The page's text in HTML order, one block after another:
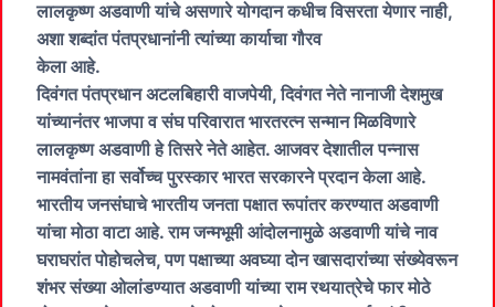
लालकृष्ण अडवाणी यांचे असणारे योगदान कधीच विसरता येणार नाही,
अशा शब्दांत पंतप्रधानांनी त्यांच्या कार्याचा गौरव
केला आहे.
दिवंगत पंतप्रधान अटलबिहारी वाजपेयी, दिवंगत नेते नानाजी देशमुख
यांच्यानंतर भाजपा व संघ परिवारात भारतरत्न सन्मान मिळविणारे
लालकृष्ण अडवाणी हे तिसरे नेते आहेत. आजवर देशातील पन्नास
नामवंतांना हा सर्वोच्च पुरस्कार भारत सरकारने प्रदान केला आहे.
भारतीय जनसंघाचे भारतीय जनता पक्षात रूपांतर करण्यात अडवाणी
यांचा मोठा वाटा आहे. राम जन्मभूमी आंदोलनामुळे अडवाणी यांचे नाव
घराघरांत पोहोचलेच, पण पक्षाच्या अवघ्या दोन खासदारांच्या संख्येवरून
शंभर संख्या ओलांडण्यात अडवाणी यांच्या राम रथयात्रेचे फार मोठे